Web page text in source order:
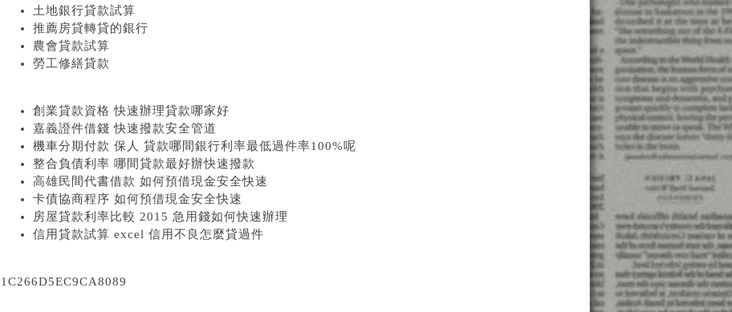
土地銀行貸款試算
推薦房貸轉貸的銀行
農會貸款試算
勞工修繕貸款
創業貸款資格 快速辦理貸款哪家好
嘉義證件借錢 快速撥款安全管道
機車分期付款 保人 貸款哪間銀行利率最低過件率100%呢
整合負債利率 哪間貸款最好辦快速撥款
高雄民間代書借款 如何預借現金安全快速
卡債協商程序 如何預借現金安全快速
房屋貸款利率比較 2015 急用錢如何快速辦理
信用貸款試算 excel 信用不良怎麼貸過件
1C266D5EC9CA8089